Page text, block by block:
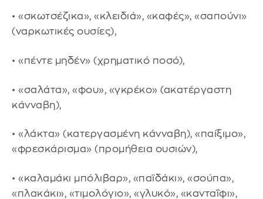
• «σκωτσέζικα», «κλειδιά», «καφές», «σαπούνι»
(ναρκωτικές ουσίες),
• «πέντε μηδέν» (χρηματικό ποσό),
• «σαλάτα», «φου», «γκρέκο» (ακατέργαστη
κάνναβη),
• «λάκτα» (κατεργασμένη κάνναβη), «παίξιμο»,
«φρεσκάρισμα» (προμήθεια ουσιών),
• «καλαμάκι μπόλιβαρ», «παϊδάκι», «σούπα»,
«πλακάκι», «τιμολόγιο», «γλυκό», «κανταΐφι»,